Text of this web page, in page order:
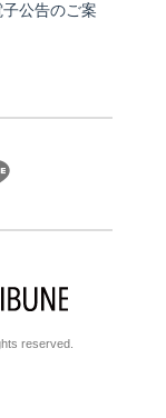
公告のご案
reserved.